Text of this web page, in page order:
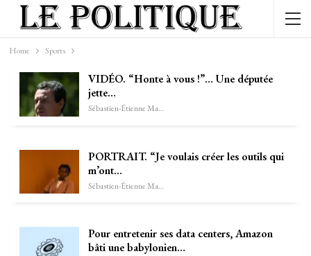
Home Sports
VIDÉO. “Honte à vous !”… Une députée
jette…
Sébastien-Étienne Marechal
PORTRAIT. “Je voulais créer les outils qui
m’ont…
Sébastien-Étienne Marechal
Pour entretenir ses data centers, Amazon
bâti une babylonien…